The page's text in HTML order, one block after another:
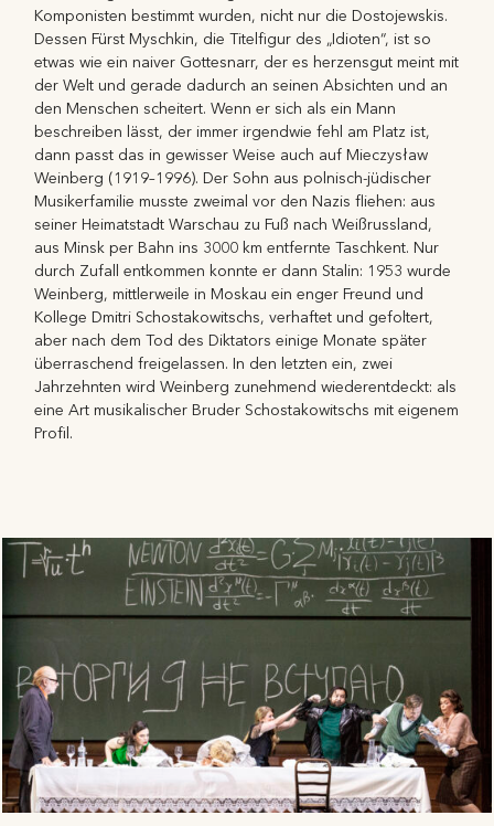
Komponisten bestimmt wurden, nicht nur die Dostojewskis.
Dessen Fürst Myschkin, die Titelfigur des „Idioten“, ist so
etwas wie ein naiver Gottesnarr, der es herzensgut meint mit
der Welt und gerade dadurch an seinen Absichten und an
den Menschen scheitert. Wenn er sich als ein Mann
beschreiben lässt, der immer irgendwie fehl am Platz ist,
dann passt das in gewisser Weise auch auf Mieczysław
Weinberg (1919–1996). Der Sohn aus polnisch-jüdischer
Musikerfamilie musste zweimal vor den Nazis fliehen: aus
seiner Heimatstadt Warschau zu Fuß nach Weißrussland,
aus Minsk per Bahn ins 3000 km entfernte Taschkent. Nur
durch Zufall entkommen konnte er dann Stalin: 1953 wurde
Weinberg, mittlerweile in Moskau ein enger Freund und
Kollege Dmitri Schostakowitschs, verhaftet und gefoltert,
aber nach dem Tod des Diktators einige Monate später
überraschend freigelassen. In den letzten ein, zwei
Jahrzehnten wird Weinberg zunehmend wiederentdeckt: als
eine Art musikalischer Bruder Schostakowitschs mit eigenem
Profil.